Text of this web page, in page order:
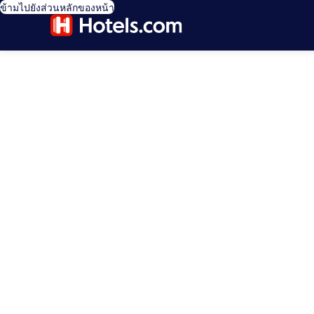
ข้ามไปยังส่วนหลักของหน้า